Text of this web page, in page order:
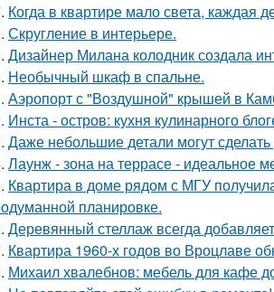
Когда в квартире мало света, каждая
Скругление в интерьере.
Дизайнер Милана колодник создала
Необычный шкаф в спальне.
Аэропорт с "Воздушной" крышей в
Инста - остров: кухня кулинарного
Даже небольшие детали могут
Лаунж - зона на террасе - идеальное
Квартира в доме рядом с МГУ
планировке.
Деревянный стеллаж всегда
Квартира 1960-х годов во Вроцлаве
Михаил хвалебнов: мебель для кафе